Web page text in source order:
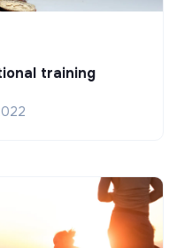
training